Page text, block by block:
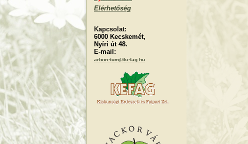
Elérhetőség
Kapcsolat:
6000 Kecskemét,
Nyíri út 48.
E-mail:
arboretum@kefag.hu